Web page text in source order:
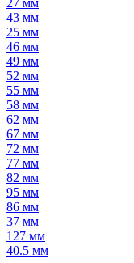
27 мм
43 мм
25 мм
46 мм
49 мм
52 мм
55 мм
58 мм
62 мм
67 мм
72 мм
77 мм
82 мм
95 мм
86 мм
37 мм
127 мм
40.5 мм